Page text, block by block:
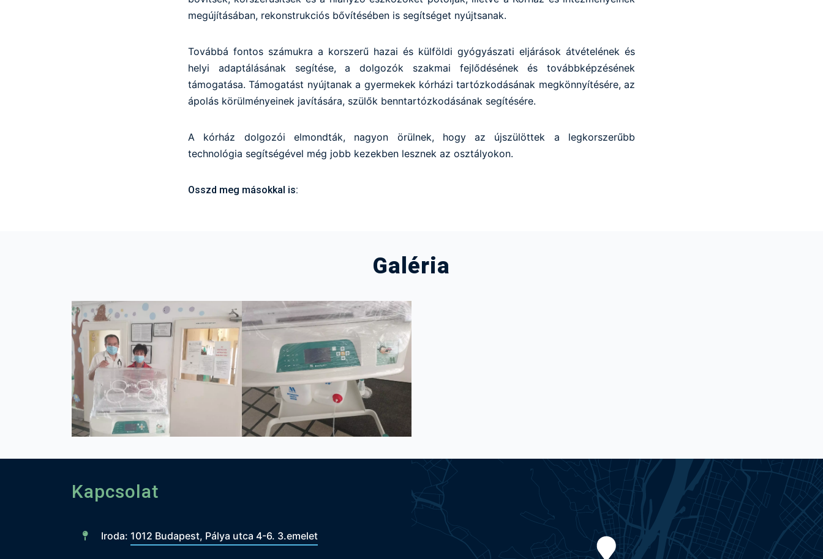
megújításában, rekonstrukciós bővítésében is segítséget nyújtsanak.
Továbbá fontos számukra a korszerű hazai és külföldi gyógyászati eljárások átvételének és
helyi adaptálásának segítése, a dolgozók szakmai fejlődésének és továbbképzésének
támogatása. Támogatást nyújtanak a gyermekek kórházi tartózkodásának megkönnyítésére, az
ápolás körülményeinek javítására, szülők benntartózkodásának segítésére.
A kórház dolgozói elmondták, nagyon örülnek, hogy az újszülöttek a legkorszerűbb
technológia segítségével még jobb kezekben lesznek az osztályokon.
Osszd meg másokkal is:
Galéria
Kapcsolat
Iroda: 1012 Budapest, Pálya utca 4-6. 3.emelet